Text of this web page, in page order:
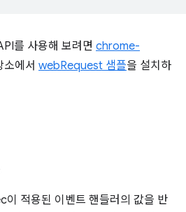
를 사용해 보려면 chrome-
소에서 webRequest 샘플을 설치하
적용된 이벤트 핸들러의 값을 반